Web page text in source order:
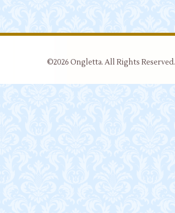
©2026 Ongletta. All Rights Reserved.